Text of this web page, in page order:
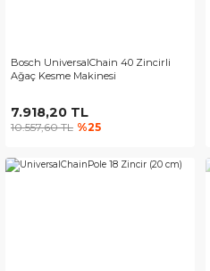
Bosch UniversalChain 40 Zincirli
Ağaç Kesme Makinesi
7.918,20 TL
10.557,60 TL %25